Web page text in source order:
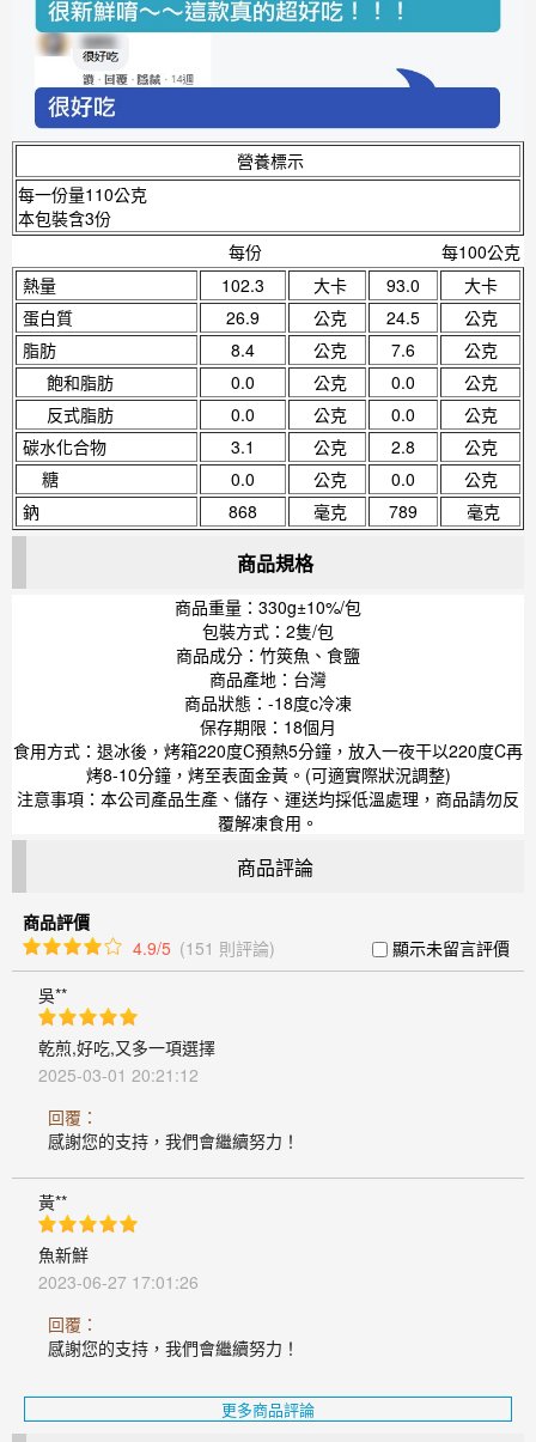
營養標示
每一份量110公克
本包裝含3份
每份
每100公克
熱量
102.3 大卡 93.0
大卡
蛋白質
26.9 公克 24.5
公克
脂肪
8.4 公克 7.6
公克
飽和脂肪
0.0 公克 0.0
公克
反式脂肪
0.0 公克 0.0
公克
碳水化合物
3.1 公克 2.8
公克
糖
0.0 公克 0.0
公克
鈉
868 毫克 789 毫克
商品規格
商品重量：330g±10%/包
包裝方式：2隻/包
商品成分：竹筴魚、食鹽
商品產地：台灣
商品狀態：-18度c冷凍
保存期限：18個月
食用方式：退冰後，烤箱220度C預熱5分鐘，放入一夜干以220度C再
烤8-10分鐘，烤至表面金黃。(可適實際狀況調整)
注意事項：本公司產品生產、儲存、運送均採低溫處理，商品請勿反
覆解凍食用。
商品評論
商品評價
4.9/5 (151 則評論)
顯示未留言評價
吳**
乾煎,好吃,又多一項選擇
2025-03-01 20:21:12
回覆：
感謝您的支持，我們會繼續努力！
黃**
魚新鮮
2023-06-27 17:01:26
回覆：
感謝您的支持，我們會繼續努力！
更多商品評論